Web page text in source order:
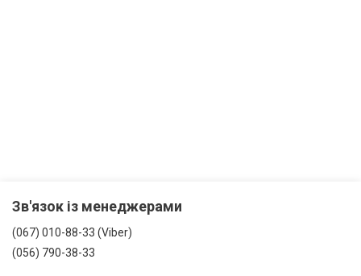
Зв'язок із менеджерами
(067) 010-88-33 (Viber)
(056) 790-38-33